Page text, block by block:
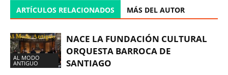
ARTÍCULOS RELACIONADOS MÁS DEL AUTOR
AL MODO
ANTIGUO
NACE LA FUNDACIÓN CULTURAL
ORQUESTA BARROCA DE
SANTIAGO